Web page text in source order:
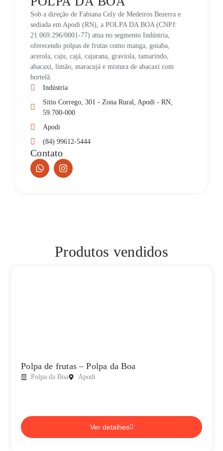
Sob a direção de Fabiana Cely de Medeiros Bezerra e
sediada em Apodi (RN), a POLPA DA BOA (CNPJ:
21.069.296/0001-77) atua no segmento Indústria,
oferecendo polpas de frutas como manga, goiaba,
acerola, caju, cajá, cajarana, graviola, tamarindo,
abacaxi, limão, maracujá e mistura de abacaxi com
hortelã.
Indústria
Sitio Corrego, 301 - Zona Rural, Apodi - RN,
59.700-000
Apodi
(84) 99612-5444
Contato
Produtos vendidos
Polpa de frutas – Polpa da Boa
Polpa da Boa Apodi
Ver detalhes